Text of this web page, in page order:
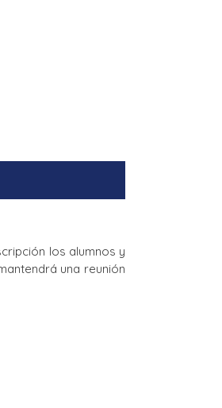
los alumnos y
una reunión